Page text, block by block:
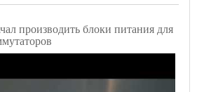
производить блоки питания для